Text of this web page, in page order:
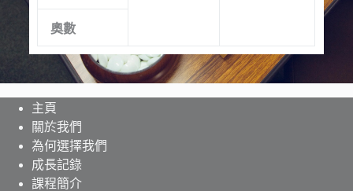
奧數
主頁
關於我們
為何選擇我們
成長記錄
課程簡介